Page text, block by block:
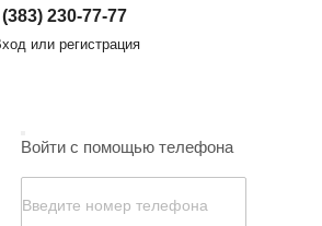
230-77-77
или регистрация
Войти с помощью телефона